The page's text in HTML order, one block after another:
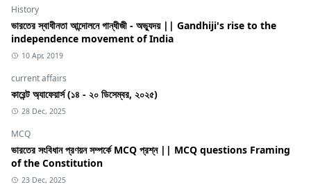
History
ভারতের স্বাধীনতা আন্দোলনে গান্ধীজী - অভ্যুদয় || Gandhiji's rise to the
independence movement of India
10 Apr, 2019
current affairs
কারেন্ট অ্যাফেয়ার্স (১৪ - ২০ ডিসেম্বর, ২০২৫)
28 Dec, 2025
MCQ
ভারতের সংবিধান প্রণয়ন সম্পর্কে MCQ প্রশ্ন || MCQ questions Framing
of the Constitution
23 Dec, 2025